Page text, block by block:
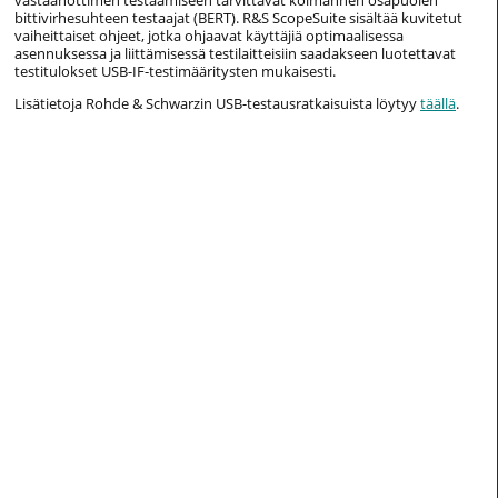
bittivirhesuhteen testaajat (BERT). R&S ScopeSuite sisältää kuvitetut
vaiheittaiset ohjeet, jotka ohjaavat käyttäjiä optimaalisessa
asennuksessa ja liittämisessä testilaitteisiin saadakseen luotettavat
testitulokset USB-IF-testimääritysten mukaisesti.
Lisätietoja Rohde & Schwarzin USB-testausratkaisuista löytyytäällä.